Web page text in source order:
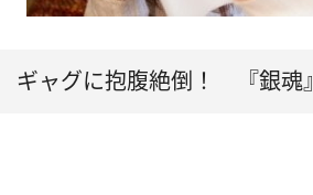
ギャグに抱腹絶倒！ 『銀魂』